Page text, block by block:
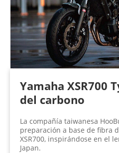
Yamaha XSR700
del carbono
La compañía taiwanesa
preparación a base de fibra
XSR700, inspirándose en el
Japan.